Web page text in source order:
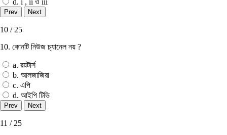
10 / 25
10. কোনটি নিউজ চ্যানেল নয় ?
a. রয়টার্স
b. আলজাজিরা
c. এপি
d. আইপি টিভি
11 / 25